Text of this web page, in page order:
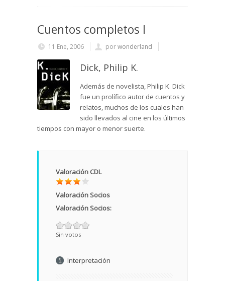
Cuentos completos I
11 Ene, 2006 porwonderland
Dick, Philip K.
Además de novelista, Philip K. Dick
fue un prolífico autor de cuentos y
relatos, muchos de los cuales han
sido llevados al cine en los últimos
tiempos con mayor o menor suerte.
Valoración CDL
Valoración Socios
Valoración Socios:
Sin votos
Interpretación